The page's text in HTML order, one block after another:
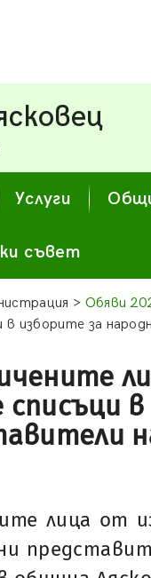
Услуги
съвет
> Обяви
в изборите за
лица от